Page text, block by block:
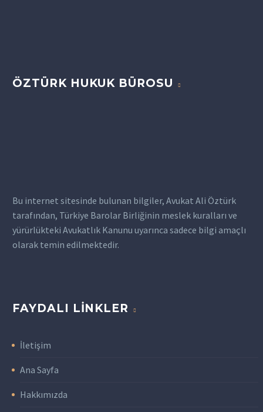
ÖZTÜRK HUKUK BÜROSU
Bu internet sitesinde bulunan bilgiler, Avukat Ali Öztürk
tarafından, Türkiye Barolar Birliğinin meslek kuralları ve
yürürlükteki Avukatlık Kanunu uyarınca sadece bilgi amaçlı
olarak temin edilmektedir.
FAYDALI LINKLER
İletişim
Ana Sayfa
Hakkımızda